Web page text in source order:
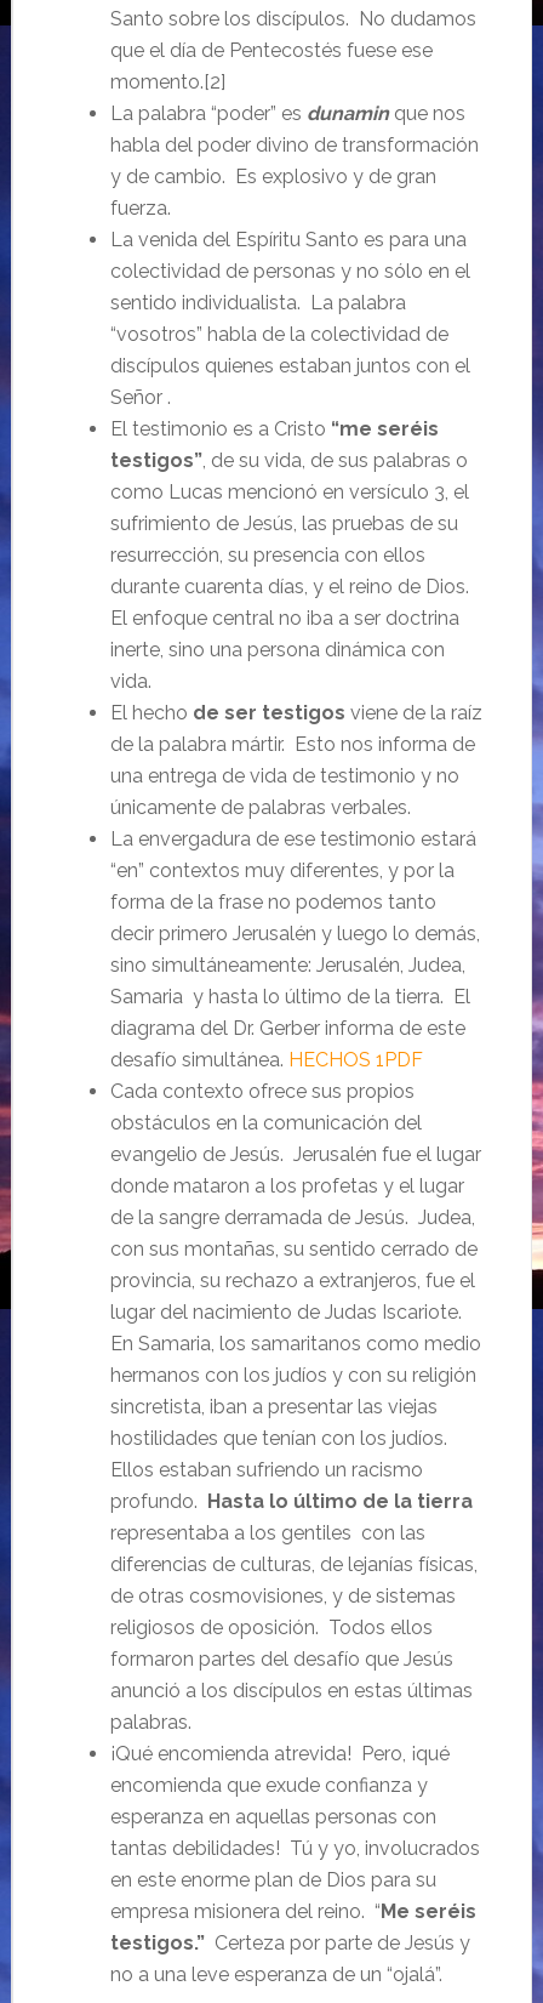
Santo sobre los discípulos. No dudamos
que el día de Pentecostés fuese ese
momento.[2]
La palabra “poder” es dunaminque nos
habla del poder divino de transformación
y de cambio. Es explosivo y de gran
fuerza.
La venida del Espíritu Santo es para una
colectividad de personas y no sólo en el
sentido individualista. La palabra
“vosotros” habla de la colectividad de
discípulos quienes estaban juntos con el
Señor .
El testimonio es a Cristo “me seréis
testigos”, de su vida, de sus palabras o
como Lucas mencionó en versículo 3, el
sufrimiento de Jesús, las pruebas de su
resurrección, su presencia con ellos
durante cuarenta días, y el reino de Dios.
El enfoque central no iba a ser doctrina
inerte, sino una persona dinámica con
vida.
El hecho de ser testigos viene de la raíz
de la palabra mártir. Esto nos informa de
una entrega de vida de testimonio y no
únicamente de palabras verbales.
La envergadura de ese testimonio estará
“en” contextos muy diferentes, y por la
forma de la frase no podemos tanto
decir primero Jerusalén y luego lo demás,
sino simultáneamente: Jerusalén, Judea,
Samaria y hasta lo último de la tierra. El
diagrama del Dr. Gerber informa de este
desafío simultánea. HECHOS 1PDF
Cada contexto ofrece sus propios
obstáculos en la comunicación del
evangelio de Jesús. Jerusalén fue el lugar
donde mataron a los profetas y el lugar
de la sangre derramada de Jesús. Judea,
con sus montañas, su sentido cerrado de
provincia, su rechazo a extranjeros, fue el
lugar del nacimiento de Judas Iscariote.
En Samaria, los samaritanos como medio
hermanos con los judíos y con su religión
sincretista, iban a presentar las viejas
hostilidades que tenían con los judíos.
Ellos estaban sufriendo un racismo
profundo. Hasta lo último de la tierra
representaba a los gentiles con las
diferencias de culturas, de lejanías físicas,
de otras cosmovisiones, y de sistemas
religiosos de oposición. Todos ellos
formaron partes del desafío que Jesús
anunció a los discípulos en estas últimas
palabras.
¡Qué encomienda atrevida! Pero, ¡qué
encomienda que exude confianza y
esperanza en aquellas personas con
tantas debilidades! Tú y yo, involucrados
en este enorme plan de Dios para su
empresa misionera del reino. “Me seréis
testigos.” Certeza por parte de Jesús y
no a una leve esperanza de un “ojalá”.